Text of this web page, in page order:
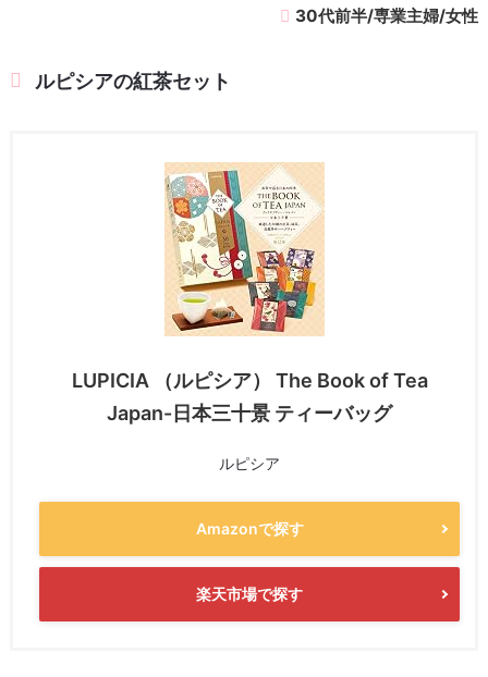
30代前半/専業主婦/女性
ルピシアの紅茶セット
LUPICIA （ルピシア） The Book of Tea
Japan-日本三十景 ティーバッグ
ルピシア
Amazonで探す
楽天市場で探す